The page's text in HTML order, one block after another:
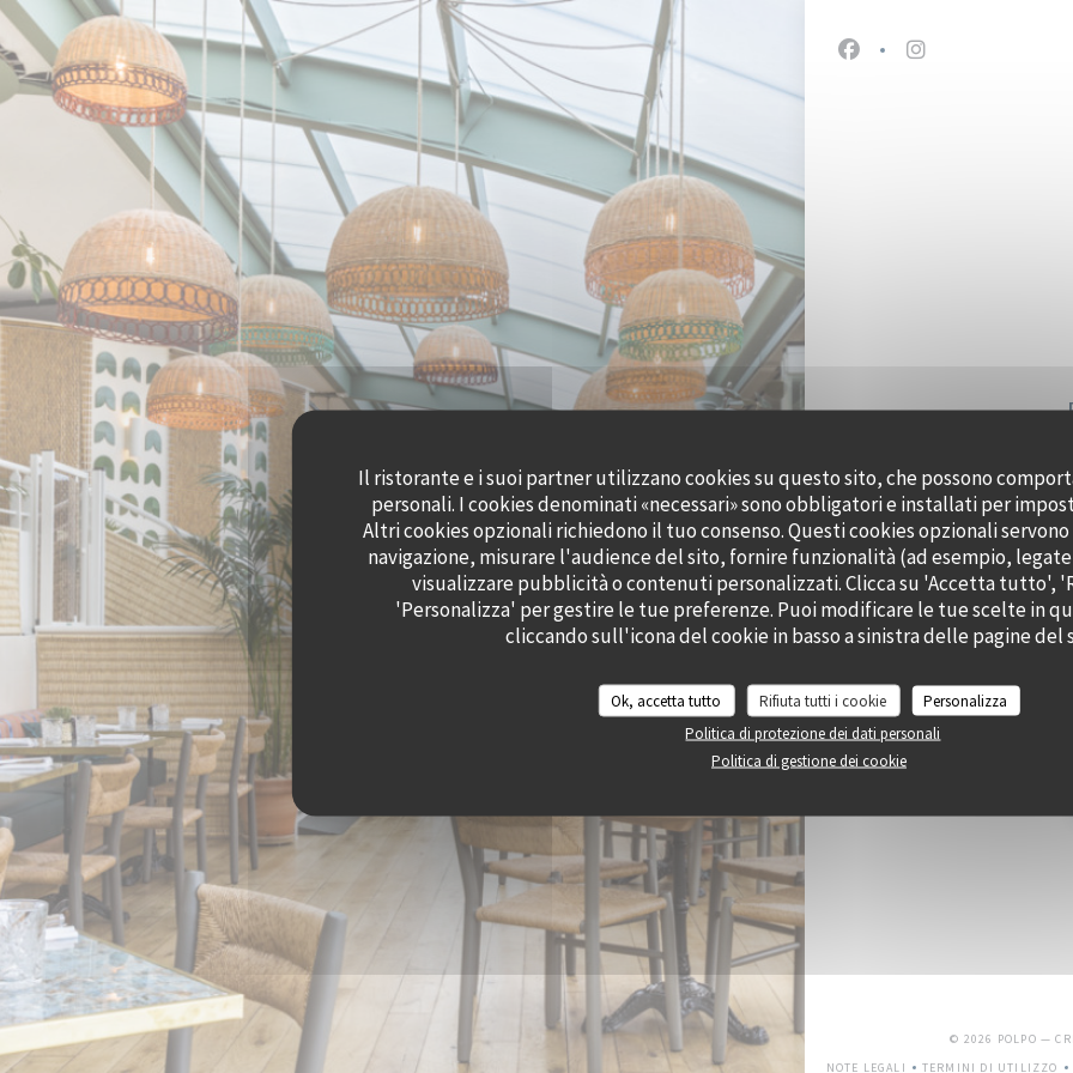
Personalizzazione delle tue scelte sui cookie
Il ristorante e i suoi partner utilizzano cookies su questo sito, che possono
personali. I cookies denominati «necessari» sono obbligatori e installati per
Altri cookies opzionali richiedono il tuo consenso. Questi cookies opzionali
navigazione, misurare l'audience del sito, fornire funzionalità (ad esempio,
visualizzare pubblicità o contenuti personalizzati. Clicca su 'Accetta tutto',
'Personalizza' per gestire le tue preferenze. Puoi modificare le tue scelte in
cliccando sull'icona del cookie in basso a sinistra delle pagine del
Ok, accetta tutto Rifiuta tutti i cookie
Personalizza
Politica di protezione dei dati personali
Politica di gestione dei cookie
Facebook ((apre una
Instagram ((apre
47,
Iscriversi alla nostra
© 2026 POLPO —
NOTE LEGALI
TERMINI DI UTILIZZO